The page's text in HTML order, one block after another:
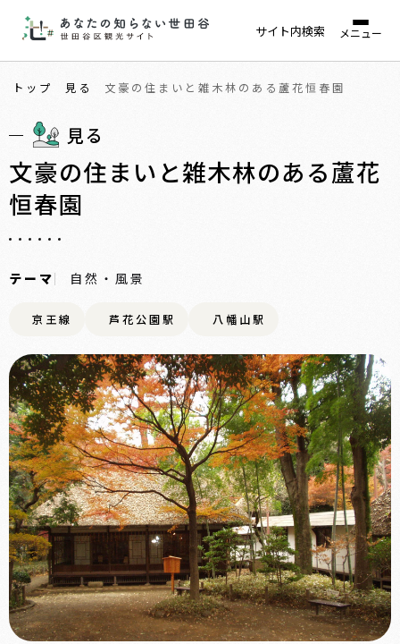
サイト内検索 メニュー
トップ 見る 文豪の住まいと雑木林のある蘆花恒春園
見る
文豪の住まいと雑木林のある蘆花
恒春園
テーマ 自然・風景
京王線 芦花公園駅 八幡山駅